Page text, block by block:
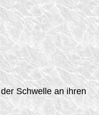
Schwelle an ihren